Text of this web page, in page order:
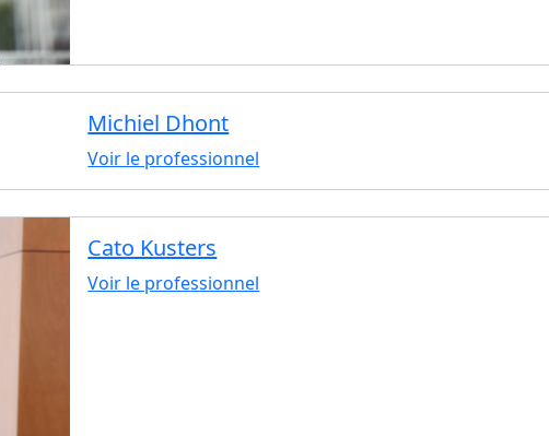
Michiel Dhont
Voir le professionnel
Cato Kusters
Voir le professionnel